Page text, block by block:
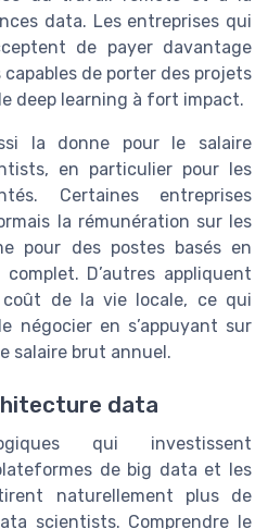
data. Les entreprises qui
de payer davantage
de porter des projets
deep learning à fort impact.
la donne pour le salaire
en particulier pour les
Certaines entreprises
la rémunération sur les
pour des postes basés en
D’autres appliquent
de la vie locale, ce qui
négocier en s’appuyant sur
salaire brut annuel.
data
qui investissent
de big data et les
naturellement plus de
scientists. Comprendre le